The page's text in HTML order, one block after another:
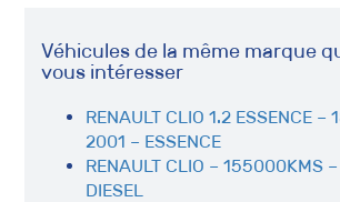
Véhicules de la même marque
vous intéresser
RENAULT CLIO 1.2 ESSENCE –
2001 – ESSENCE
RENAULT CLIO – 155000KMS
DIESEL